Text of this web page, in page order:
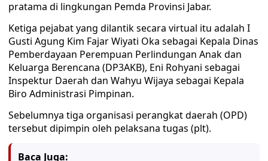
pratama di lingkungan Pemda Provinsi Jabar.
Ketiga pejabat yang dilantik secara virtual itu adalah I
Gusti Agung Kim Fajar Wiyati Oka sebagai Kepala Dinas
Pemberdayaan Perempuan Perlindungan Anak dan
Keluarga Berencana (DP3AKB), Eni Rohyani sebagai
Inspektur Daerah dan Wahyu Wijaya sebagai Kepala
Biro Administrasi Pimpinan.
Sebelumnya tiga organisasi perangkat daerah (OPD)
tersebut dipimpin oleh pelaksana tugas (plt).
Baca Juga: